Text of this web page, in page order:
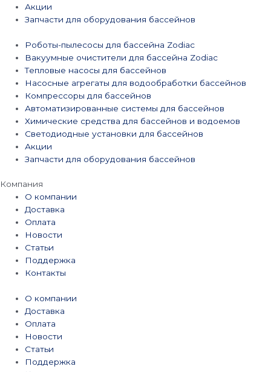
Акции
Запчасти для оборудования бассейнов
Роботы-пылесосы для бассейна Zodiac
Вакуумные очистители для бассейна Zodiac
Тепловые насосы для бассейнов
Насосные агрегаты для водообработки бассейнов
Компрессоры для бассейнов
Автоматизированные системы для бассейнов
Химические средства для бассейнов и водоемов
Светодиодные установки для бассейнов
Акции
Запчасти для оборудования бассейнов
Компания
О компании
Доставка
Оплата
Новости
Статьи
Поддержка
Контакты
О компании
Доставка
Оплата
Новости
Статьи
Поддержка